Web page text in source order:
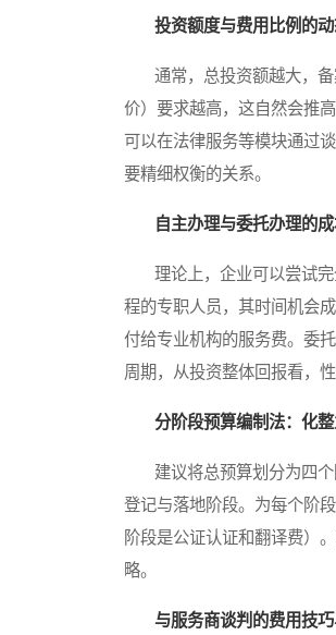
投资额度与费用比例的
通常，总投资额越大，备
价）要求越高，这自然会推
可以在法律服务等模块通过
要精细权衡的关系。
自主办理与委托办理的
理论上，企业可以尝试完
程的专职人员，其时间机会
付给专业机构的服务费。委
周期，从投资整体回报看，
分阶段预算编制法：化
建议将总预算划分为四个
登记与落地阶段。为每个阶
阶段是公证认证和翻译费）
略。
与服务商谈判的费用技